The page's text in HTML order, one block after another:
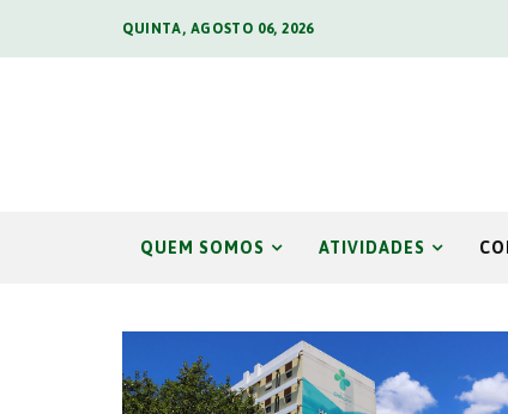
QUINTA, AGOSTO 06, 2026
QUEM SOMOS ATIVIDADES